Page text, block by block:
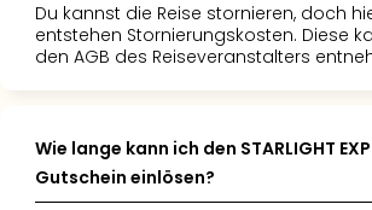
Du kannst die Reise stornieren, doch
entstehen Stornierungskosten. Diese
den AGB des Reiseveranstalters
Wie lange kann ich den STARLIGHT
Gutschein einlösen?